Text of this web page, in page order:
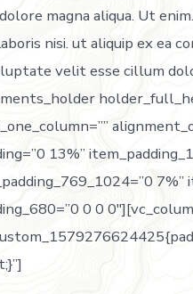
magna aliqua. Ut
nisi. ut aliquip ex ea
velit esse cillum
13%”
7%”
0 0